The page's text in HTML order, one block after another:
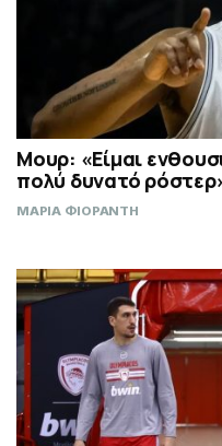
Μουρ: «Είμαι
πολύ δυνατό
ΜΑΡΙΑ ΦΙΟΡΑΝΤΗ